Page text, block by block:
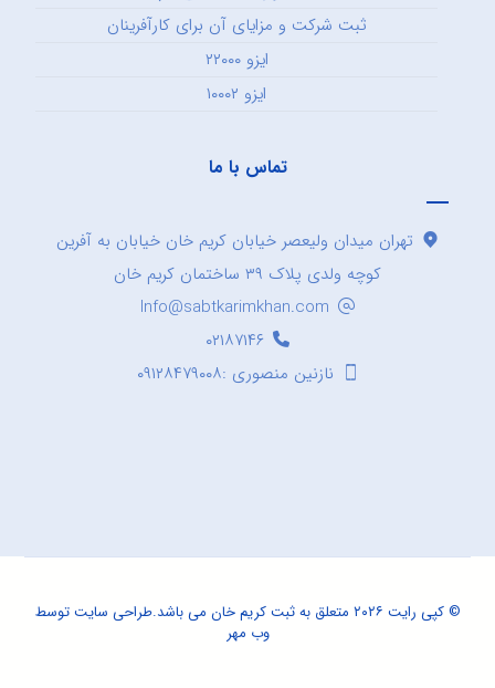
ثبت شرکت و مزایای آن برای کارآفرینان
ایزو ۲۲۰۰۰
ایزو ۱۰۰۰۲
تماس با ما
تهران میدان ولیعصر خیابان کریم خان خیابان به آفرین
کوچه ولدی پلاک ۳۹ ساختمان کریم خان
Info@sabtkarimkhan.com
۰۲۱۸۷۱۴۶
نازنین منصوری :۰۹۱۲۸۴۷۹۰۰۸
© کپی رایت ۲۰۲۶ متعلق به ثبت کریم خان می باشد. طراحی سایتتوسط
وب مهر